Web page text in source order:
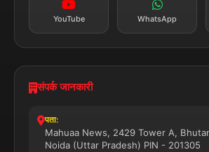
YouTube WhatsApp
संपर्क जानकारी
पता:
Mahuaa News, 2429 Tower A,
Noida (Uttar Pradesh) PIN - 201305